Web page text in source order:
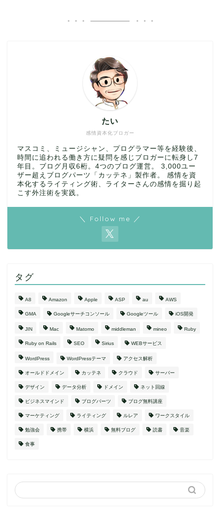
感情資本化ブロガー
たい
マスコミ、ミュージシャン、プログラマー等を経験後、
時間に追われる働き方に疑問を感じブロガーに転身し7
年目。ブログ月収6桁。4つのブログ運営。 3,000ユー
ザー超えブログパーツ「カッテネ」製作者。 感情を資
本化するライティング術、ライターさんの感情を掘り起
こす外注術を実践。
＼ Follow me ／
タグ
A8 Amazon Apple ASP au AWS
GMA Googleサーチコンソール Googleツール iOS開発
JIN Mac Matomo middleman mineo Ruby
Ruby on Rails SEO Sirius WEBサービス
WordPress WordPressテーマ アクセス解析
オールドドメイン カッテネ クラウド サーバー
デザイン データ分析 ドメイン ネット回線
ビジネスマインド ブログパーツ ブログ無料講座
マーケティング ライティング ルレア ワークスタイル
勉強会 携帯 横浜 無料ブログ 読書 音楽
食事